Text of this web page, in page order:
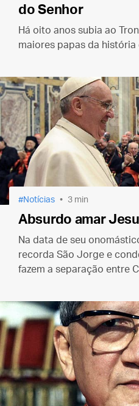
do Senhor
Há oito anos subia ao
maiores papas da história
Notícias 3 min
Absurdo amar
Na data de seu
recorda São Jorge e
fazem a separação entre